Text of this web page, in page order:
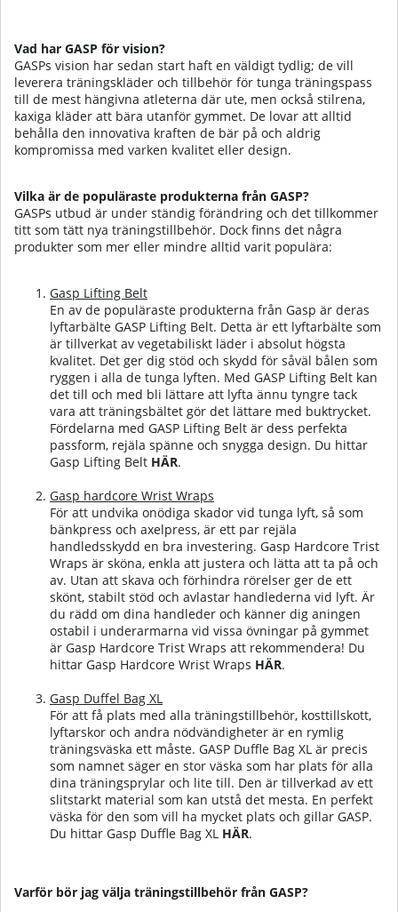
Vad har GASP för vision?
GASPs vision har sedan start haft en väldigt tydlig; de vill
leverera träningskläder och tillbehör för tunga träningspass
till de mest hängivna atleterna där ute, men också stilrena,
kaxiga kläder att bära utanför gymmet. De lovar att alltid
behålla den innovativa kraften de bär på och aldrig
kompromissa med varken kvalitet eller design.
Vilka är de populäraste produkterna från GASP?
GASPs utbud är under ständig förändring och det tillkommer
titt som tätt nya träningstillbehör. Dock finns det några
produkter som mer eller mindre alltid varit populära:
Gasp Lifting Belt
En av de populäraste produkterna från Gasp är deras
lyftarbälte GASP Lifting Belt. Detta är ett lyftarbälte som
är tillverkat av vegetabiliskt läder i absolut högsta
kvalitet. Det ger dig stöd och skydd för såväl bålen som
ryggen i alla de tunga lyften. Med GASP Lifting Belt kan
det till och med bli lättare att lyfta ännu tyngre tack
vara att träningsbältet gör det lättare med buktrycket.
Fördelarna med GASP Lifting Belt är dess perfekta
passform, rejäla spänne och snygga design. Du hittar
Gasp Lifting Belt HÄR.
Gasp hardcore Wrist Wraps
För att undvika onödiga skador vid tunga lyft, så som
bänkpress och axelpress, är ett par rejäla
handledsskydd en bra investering. Gasp Hardcore Trist
Wraps är sköna, enkla att justera och lätta att ta på och
av. Utan att skava och förhindra rörelser ger de ett
skönt, stabilt stöd och avlastar handlederna vid lyft. Är
du rädd om dina handleder och känner dig aningen
ostabil i underarmarna vid vissa övningar på gymmet
är Gasp Hardcore Trist Wraps att rekommendera! Du
hittar Gasp Hardcore Wrist Wraps HÄR.
Gasp Duffel Bag XL
För att få plats med alla träningstillbehör, kosttillskott,
lyftarskor och andra nödvändigheter är en rymlig
träningsväska ett måste. GASP Duffle Bag XL är precis
som namnet säger en stor väska som har plats för alla
dina träningsprylar och lite till. Den är tillverkad av ett
slitstarkt material som kan utstå det mesta. En perfekt
väska för den som vill ha mycket plats och gillar GASP.
Du hittar Gasp Duffle Bag XL HÄR.
Varför bör jag välja träningstillbehör från GASP?